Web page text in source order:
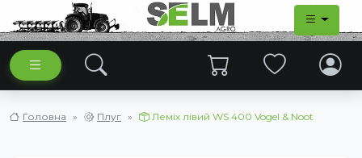
Головна Плуг Леміх лівий WS 400 Vogel & Noot